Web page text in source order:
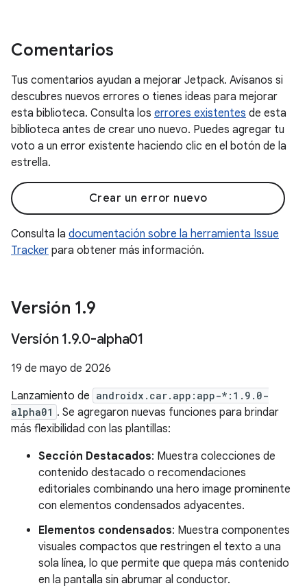
Comentarios
Tus comentarios ayudan a mejorar Jetpack. Avísanos si
descubres nuevos errores o tienes ideas para mejorar
esta biblioteca. Consulta los errores existentes de esta
biblioteca antes de crear uno nuevo. Puedes agregar tu
voto a un error existente haciendo clic en el botón de la
estrella.
Crear un error nuevo
Consulta la documentación sobre la herramienta Issue
Tracker para obtener más información.
Versión 1.9
Versión 1.9.0-alpha01
19 de mayo de 2026
Lanzamiento de androidx.car.app:app-*:1.9.0-
alpha01 . Se agregaron nuevas funciones para brindar
más flexibilidad con las plantillas:
Sección Destacados: Muestra colecciones de
contenido destacado o recomendaciones
editoriales combinando una hero image prominente
con elementos condensados adyacentes.
Elementos condensados: Muestra componentes
visuales compactos que restringen el texto a una
sola línea, lo que permite que quepa más contenido
en la pantalla sin abrumar al conductor.